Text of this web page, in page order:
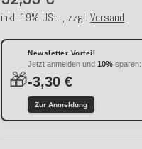
inkl. 19% USt. , zzgl.Versand
🎁
Newsletter Vorteil
Jetzt anmelden und10% sparen:
-3,30 €
Zur Anmeldung